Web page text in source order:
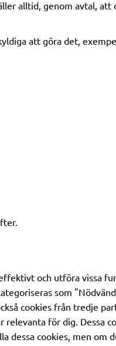
alltid, genom avtal,
att göra det,
och utföra vissa
som
cookies från tredje
för dig. Dessa
dessa cookies, men om